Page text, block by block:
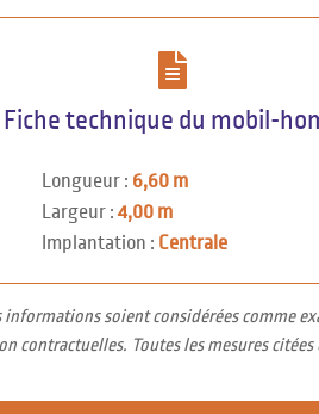
Fiche technique du mobil-
Longueur : 6,60 m
Largeur : 4,00 m
Implantation : Centrale
soient considérées comme
contractuelles. Toutes les mesures